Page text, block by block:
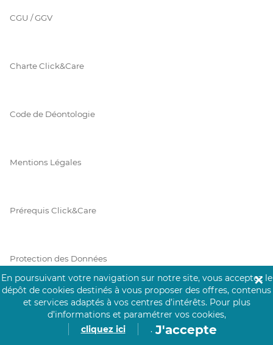
CGU / GGV
Charte Click&Care
Code de Déontologie
Mentions Légales
Prérequis Click&Care
Protection des Données
Vie Privée
En poursuivant votre navigation sur notre site, vous acceptez le
dépôt de cookies destinés à vous proposer des offres, contenus
et services adaptés à vos centres d’intérêts. Pour plus
d’informations et paramétrer vos cookies,
cliquez ici
. J'accepte
✕